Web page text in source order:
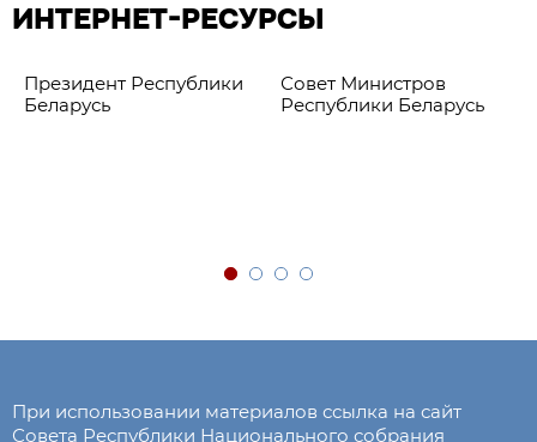
ИНТЕРНЕТ-РЕСУРСЫ
Президент Республики
Беларусь
Совет Министров
Республики Беларусь
При использовании материалов ссылка на сайт
Совета Республики Национального собрания